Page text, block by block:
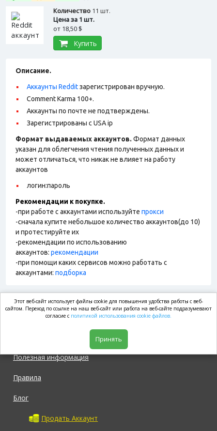
Количество 11 шт.
Цена за 1 шт.
от 18,50 $
Купить
Описание.
Аккаунты Redditзарегистрирован вручную.
Comment Karma 100+.
Аккаунты по почте не подтверждены.
Зарегистрированы с USA ip
Формат выдаваемых аккаунтов. Формат данных
указан для облегчения чтения полученных данных и
может отличаться, что никак не влияет на работу
аккаунтов
логин:пароль
Рекомендации к покупке.
-при работе с аккаунтами используйте прокси
-сначала купите небольшое количество аккаунтов(до 10)
и протестируйте их
-рекомендации по использованию
аккаунтов: рекомендации
-при помощи каких сервисов можно работать с
аккаунтами: подборка
market.com
Полезная информация
Правила
Блог
Продать Аккаунт
Этот веб-сайт использует файлы cookie для повышения удобства работы с веб-
сайтом. Переход по ссылке на наш веб-сайт или работа на веб-сайте подразумевают
согласие с политикой использования cookie файлов.
Принять